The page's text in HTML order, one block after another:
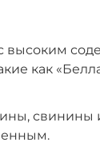
высоким
как
свинины